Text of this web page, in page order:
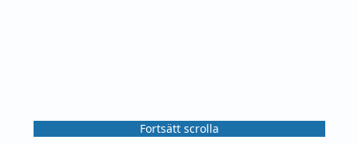
Fortsätt scrolla